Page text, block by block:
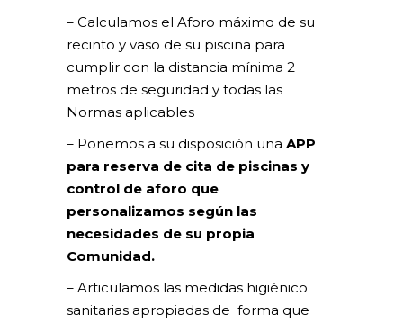
– Calculamos el Aforo máximo de su
recinto y vaso de su piscina para
cumplir con la distancia mínima 2
metros de seguridad y todas las
Normas aplicables
– Ponemos a su disposición una APP
para reserva de cita de piscinas y
control de aforo que
personalizamos según las
necesidades de su propia
Comunidad.
– Articulamos las medidas higiénico
sanitarias apropiadas de forma que